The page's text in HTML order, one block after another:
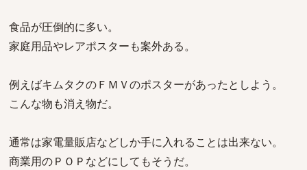
食品が圧倒的に多い。
家庭用品やレアポスターも案外ある。
例えばキムタクのＦＭＶのポスターがあったとしよう。
こんな物も消え物だ。
通常は家電量販店などしか手に入れることは出来ない。
商業用のＰＯＰなどにしてもそうだ。